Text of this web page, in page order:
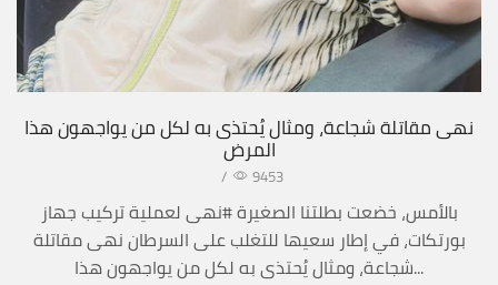
نهى مقاتلة شجاعة، ومثال يُحتذى به لكل من يواجهون هذا
المرض
/ 9453
بالأمس، خضعت بطلتنا الصغيرة #نهى لعملية تركيب جهاز
بورتكات، في إطار سعيها للتغلب على السرطان نهى مقاتلة
شجاعة، ومثال يُحتذى به لكل من يواجهون هذا...